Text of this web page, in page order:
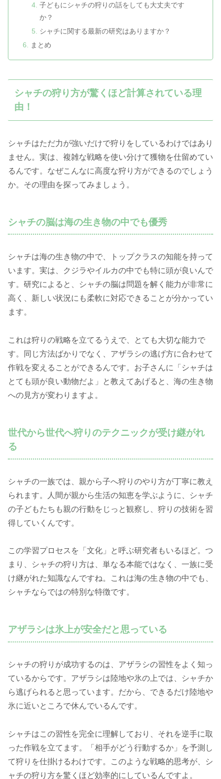
子どもにシャチの狩りの話をしても大丈夫です
か？
シャチに関する最新の研究はありますか？
まとめ
シャチの狩り方が驚くほど計算されている理
由！
シャチはただ力が強いだけで狩りをしているわけではあり
ません。実は、複雑な戦略を使い分けて獲物を仕留めてい
るんです。なぜこんなに高度な狩り方ができるのでしょう
か。その理由を探ってみましょう。
シャチの脳は海の生き物の中でも優秀
シャチは海の生き物の中で、トップクラスの知能を持って
います。実は、クジラやイルカの中でも特に頭が良いんで
す。研究によると、シャチの脳は問題を解く能力が非常に
高く、新しい状況にも柔軟に対応できることが分かってい
ます。
これは狩りの戦略を立てるうえで、とても大切な能力で
す。同じ方法ばかりでなく、アザラシの逃げ方に合わせて
作戦を変えることができるんです。お子さんに「シャチは
とても頭が良い動物だよ」と教えてあげると、海の生き物
への見方が変わりますよ。
世代から世代へ狩りのテクニックが受け継がれ
る
シャチの一族では、親から子へ狩りのやり方が丁寧に教え
られます。人間が親から生活の知恵を学ぶように、シャチ
の子どもたちも親の行動をじっと観察し、狩りの技術を習
得していくんです。
この学習プロセスを「文化」と呼ぶ研究者もいるほど。つ
まり、シャチの狩り方は、単なる本能ではなく、一族に受
け継がれた知識なんですね。これは海の生き物の中でも、
シャチならではの特別な特徴です。
アザラシは氷上が安全だと思っている
シャチの狩りが成功するのは、アザラシの習性をよく知っ
ているからです。アザラシは陸地や氷の上では、シャチか
ら逃げられると思っています。だから、できるだけ陸地や
氷に近いところで休んでいるんです。
シャチはこの習性を完全に理解しており、それを逆手に取
った作戦を立てます。「相手がどう行動するか」を予測し
て狩りを仕掛けるわけです。このような戦略的思考が、シ
ャチの狩り方を驚くほど効率的にしているんですよ。